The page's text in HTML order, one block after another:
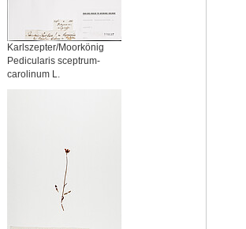
Karlszepter/Moorkönig
Pedicularis sceptrum-
carolinum L.